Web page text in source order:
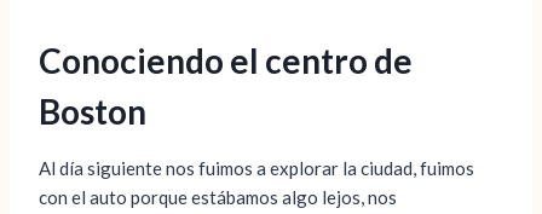
Conociendo el centro de
Boston
Al día siguiente nos fuimos a explorar la ciudad, fuimos
con el auto porque estábamos algo lejos, nos